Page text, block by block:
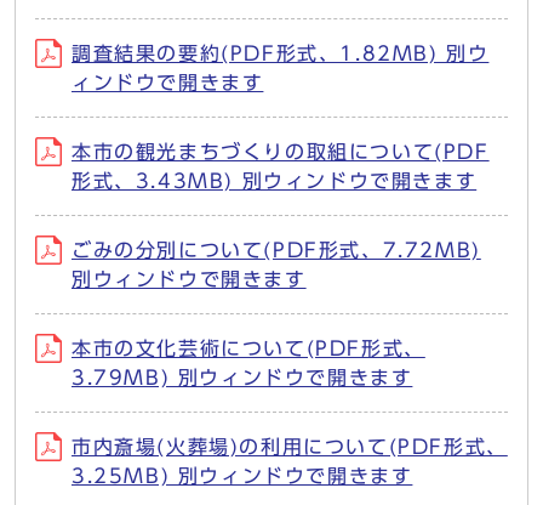
調査結果の要約(PDF形式、1.82MB) 別ウ
ィンドウで開きます
本市の観光まちづくりの取組について(PDF
形式、3.43MB) 別ウィンドウで開きます
ごみの分別について(PDF形式、7.72MB)
別ウィンドウで開きます
本市の文化芸術について(PDF形式、
3.79MB) 別ウィンドウで開きます
市内斎場(火葬場)の利用について(PDF形式、
3.25MB) 別ウィンドウで開きます